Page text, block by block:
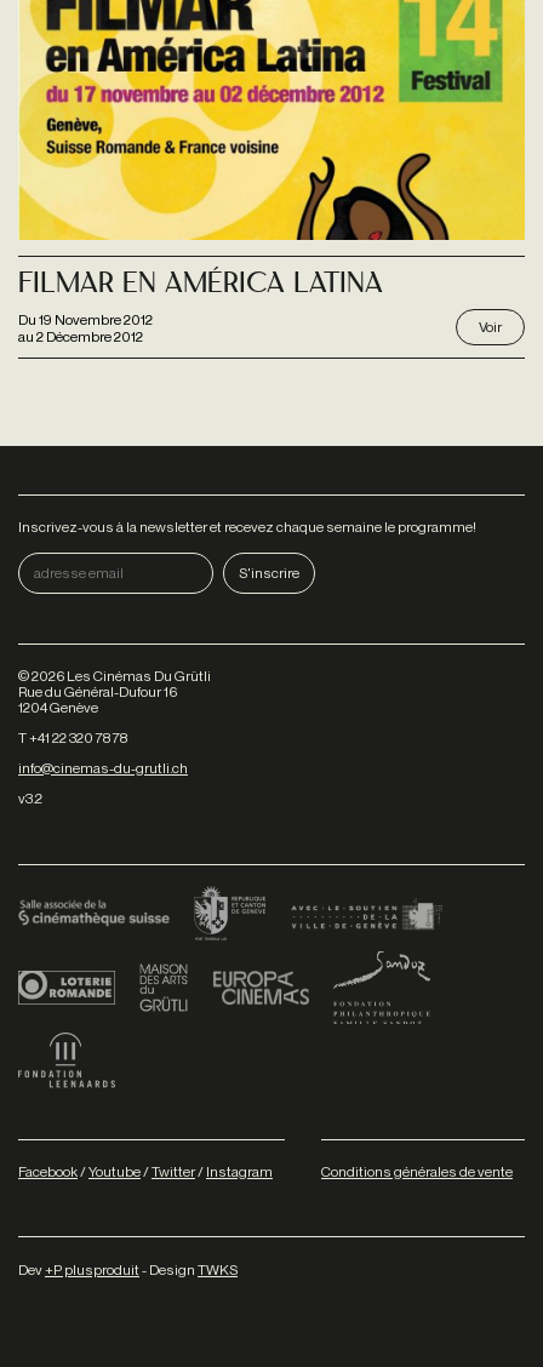
Du 19 Novembre 2012
au 2 Décembre 2012
Filmar En América Latina
Voir
Inscrivez-vous à la newsletter et recevez chaque semaine le programme!
©2026 Les Cinémas Du Grütli
Rue du Général-Dufour 16
1204 Genève
T +41 22 320 78 78
info@cinemas-du-grutli.ch
v3.2
Facebook/Youtube/Twitter/ Instagram Conditions générales de vente
Dev+P plusproduit- Design TWKS